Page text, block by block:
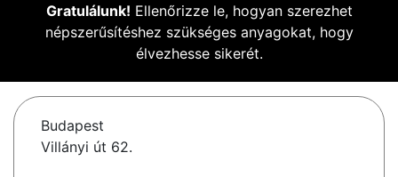
Gratulálunk! Ellenőrizze le, hogyan szerezhet
népszerűsítéshez szükséges anyagokat, hogy
élvezhesse sikerét.
Budapest
Villányi út 62.